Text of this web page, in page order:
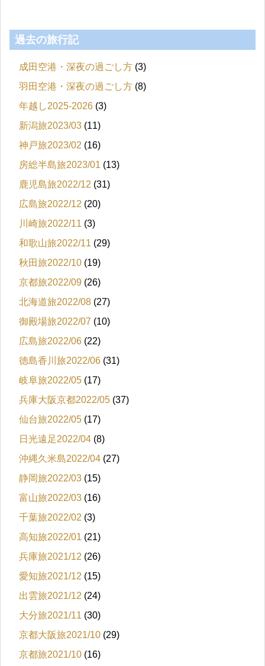
過去の旅行記
成田空港・深夜の過ごし方 (3)
羽田空港・深夜の過ごし方 (8)
年越し2025-2026 (3)
新潟旅2023/03 (11)
神戸旅2023/02 (16)
房総半島旅2023/01 (13)
鹿児島旅2022/12 (31)
広島旅2022/12 (20)
川崎旅2022/11 (3)
和歌山旅2022/11 (29)
秋田旅2022/10 (19)
京都旅2022/09 (26)
北海道旅2022/08 (27)
御殿場旅2022/07 (10)
広島旅2022/06 (22)
徳島香川旅2022/06 (31)
岐阜旅2022/05 (17)
兵庫大阪京都2022/05 (37)
仙台旅2022/05 (17)
日光遠足2022/04 (8)
沖縄久米島2022/04 (27)
静岡旅2022/03 (15)
富山旅2022/03 (16)
千葉旅2022/02 (3)
高知旅2022/01 (21)
兵庫旅2021/12 (26)
愛知旅2021/12 (15)
出雲旅2021/12 (24)
大分旅2021/11 (30)
京都大阪旅2021/10 (29)
京都旅2021/10 (16)